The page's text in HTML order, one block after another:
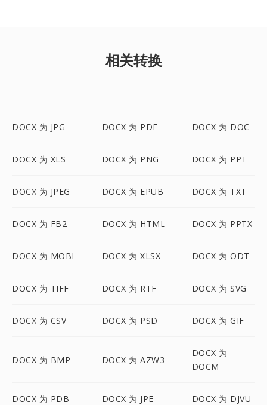
相关转换
DOCX 为 JPG DOCX 为 PDF DOCX 为 DOC
DOCX 为 XLS DOCX 为 PNG DOCX 为 PPT
DOCX 为 JPEG DOCX 为 EPUB DOCX 为 TXT
DOCX 为 FB2 DOCX 为 HTML DOCX 为 PPTX
DOCX 为 MOBI DOCX 为 XLSX DOCX 为 ODT
DOCX 为 TIFF DOCX 为 RTF DOCX 为 SVG
DOCX 为 CSV DOCX 为 PSD DOCX 为 GIF
DOCX 为 BMP DOCX 为 AZW3
DOCX 为
DOCM
DOCX 为 PDB DOCX 为 JPE DOCX 为 DJVU